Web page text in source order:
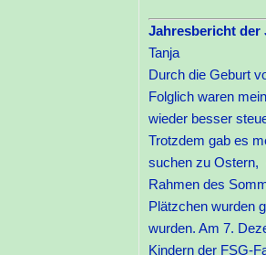
Jahresbericht der
Tanja
Durch die Geburt
Folglich waren
wieder besser
Trotzdem gab es
suchen zu Ostern,
Rahmen des
Plätzchen wurden
wurden. Am 7.
Kindern der FSG-